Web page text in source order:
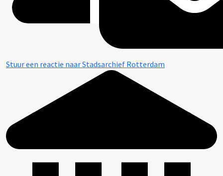
Stuur een reactie naar Stadsarchief Rotterdam